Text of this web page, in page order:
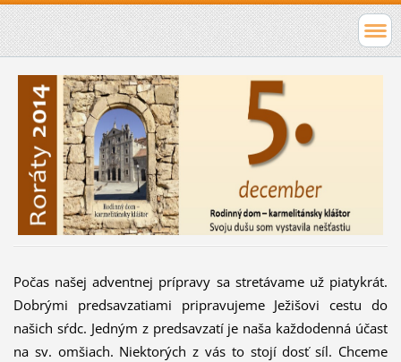
Počas našej adventnej prípravy sa stretávame už piatykrát.
Dobrými predsavzatiami pripravujeme Ježišovi cestu do
našich sŕdc. Jedným z predsavzatí je naša každodenná účasť
na sv. omšiach. Niektorých z vás to stojí dosť síl. Chceme